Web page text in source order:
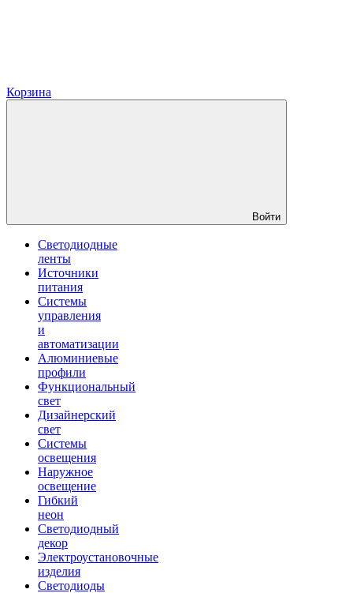
Корзина
Войти
Светодиодные
ленты
Источники
питания
Системы
управления
и
автоматизации
Алюминиевые
профили
Функциональный
свет
Дизайнерский
свет
Системы
освещения
Наружное
освещение
Гибкий
неон
Светодиодный
декор
Электроустановочные
изделия
Светодиоды